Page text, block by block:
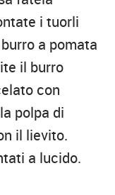
i tuorli
a pomata
il burro
con
polpa di
il lievito.
a lucido.